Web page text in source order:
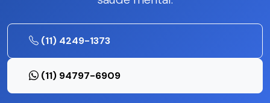
(11) 4249-1373
(11) 94797-6909